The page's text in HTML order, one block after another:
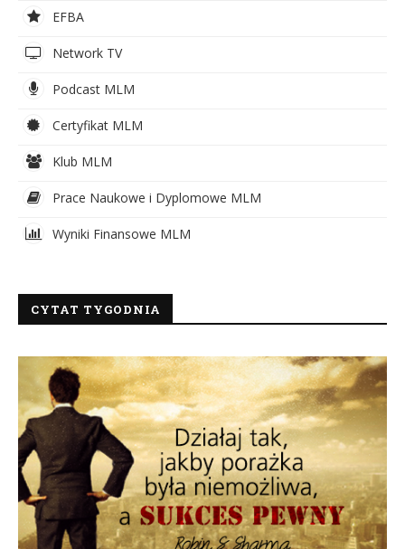
EFBA
Network TV
Podcast MLM
Certyfikat MLM
Klub MLM
Prace Naukowe i Dyplomowe MLM
Wyniki Finansowe MLM
CYTAT TYGODNIA